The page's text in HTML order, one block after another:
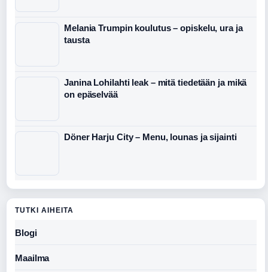
Melania Trumpin koulutus – opiskelu, ura ja
tausta
Janina Lohilahti leak – mitä tiedetään ja mikä
on epäselvää
Döner Harju City – Menu, lounas ja sijainti
TUTKI AIHEITA
Blogi
Maailma